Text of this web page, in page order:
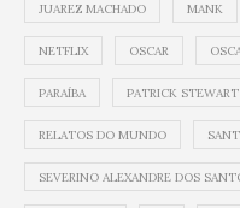
JUAREZ MACHADO MANK
NETFLIX OSCAR
PARAÍBA PATRICK STEWART
RELATOS DO MUNDO
SEVERINO ALEXANDRE DOS